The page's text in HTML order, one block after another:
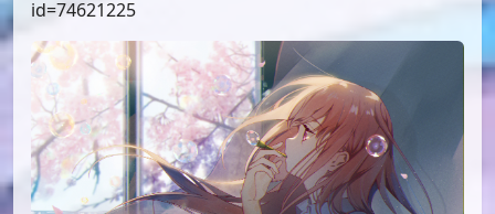
id=74621225